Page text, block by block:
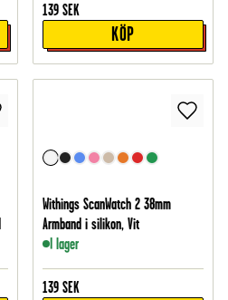
139 SEK
KÖP
Withings ScanWatch 2 38mm
Armband i silikon, Vit
I lager
139 SEK